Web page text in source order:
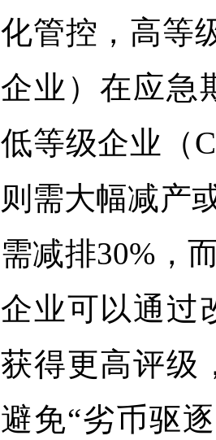
化管控，高等
企业）在应急
低等级企业（
则需大幅减产
需减排30%，
企业可以通过
获得更高评级
避免“劣币驱